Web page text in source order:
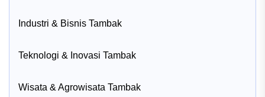
Industri & Bisnis Tambak
Teknologi & Inovasi Tambak
Wisata & Agrowisata Tambak